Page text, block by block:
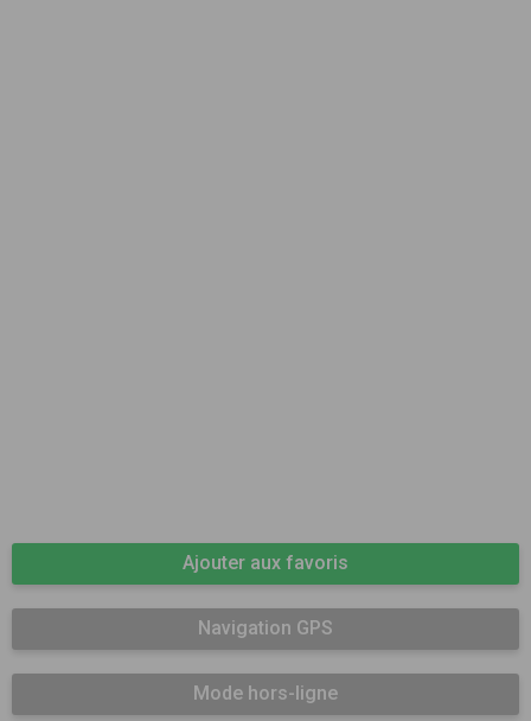
Ajouter aux favoris
Navigation GPS
Mode hors-ligne